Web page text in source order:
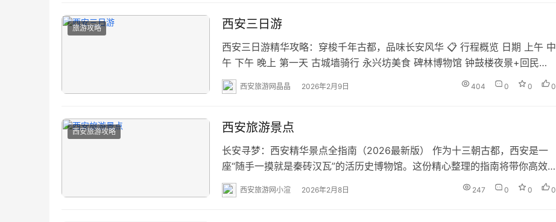
旅游攻略 西安三日游
西安三日游精华攻略：穿梭千年古都，品味长安风华 📋 行程概览 日期 上午 中
午 下午 晚上 第一天​ 古城墙骑行 永兴坊美食 碑林博物馆 钟鼓楼夜景+回民街
第二天​ 兵马俑 景区周边用餐 华清宫 《长恨歌》演出 第三天​ 陕西历史博物馆
小寨商圈 大雁塔 大唐不夜城 🏛️ 第一天：古城文化初体验 上午（8:30-
西安旅游网晶晶 2026年2月9日 404 0 0 0
西安旅游攻略 西安旅游景点
长安寻梦：西安精华景点全指南（2026最新版） 作为十三朝古都，西安是一
座“随手一摸就是秦砖汉瓦”的活历史博物馆。这份精心整理的指南将带你高效
游览，不错过每一处精彩。 📍 必访核心：城市文化心脏 1. 城墙景区 2. 陕西历
史博物馆 3. 碑林博物馆 🏮 盛唐记忆：大唐风华体验区 4. 大雁塔及周边 5. 大
西安旅游网小渲 2026年2月8日 247 0 0 0